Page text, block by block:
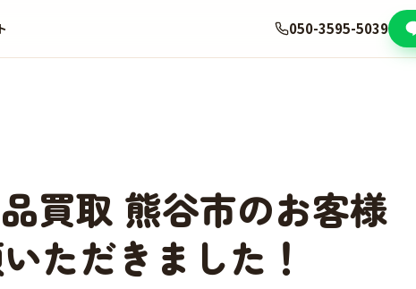
050-3595-5039
品買取 熊谷市のお客様
ただきました！